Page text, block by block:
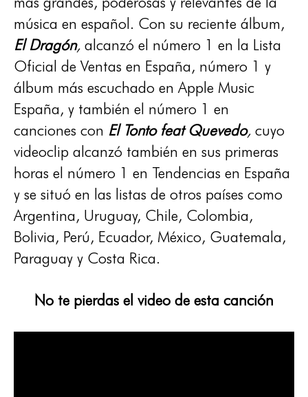
música en español. Con su reciente álbum,
El Dragón, alcanzó el número 1 en la Lista
Oficial de Ventas en España, número 1 y
álbum más escuchado en Apple Music
España, y también el número 1 en
canciones con El Tonto feat Quevedo, cuyo
videoclip alcanzó también en sus primeras
horas el número 1 en Tendencias en España
y se situó en las listas de otros países como
Argentina, Uruguay, Chile, Colombia,
Bolivia, Perú, Ecuador, México, Guatemala,
Paraguay y Costa Rica.
No te pierdas el video de esta canción